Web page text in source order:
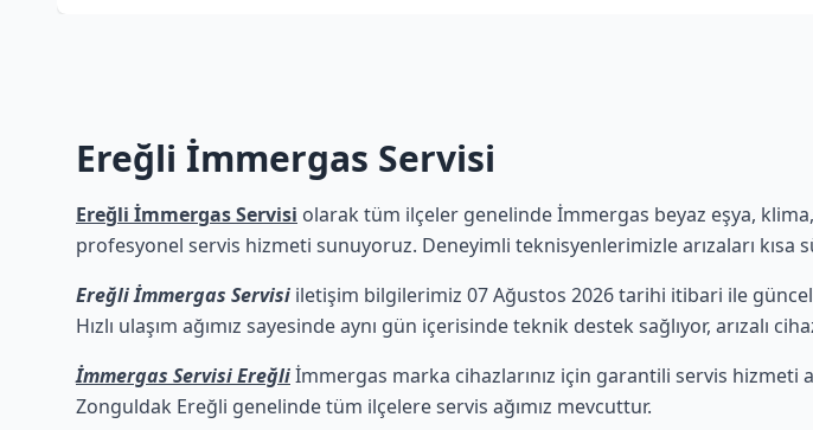
Ereğli İmmergas Servisi
Ereğli İmmergas Servisi olarak tüm ilçeler genelinde İmmergas beyaz eşya,
profesyonel servis hizmeti sunuyoruz. Deneyimli teknisyenlerimizle arızaları kısa
Ereğli İmmergas Servisi iletişim bilgilerimiz 07 Ağustos 2026 tarihi itibari ile
Hızlı ulaşım ağımız sayesinde aynı gün içerisinde teknik destek sağlıyor, arızalı
İmmergas Servisi Ereğliİmmergas marka cihazlarınız için garantili servis hizmeti
Zonguldak Ereğli genelinde tüm ilçelere servis ağımız mevcuttur.